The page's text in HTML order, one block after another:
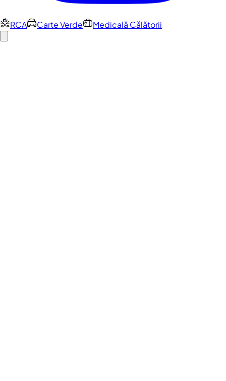
RCA Carte Verde Medicală Călătorii